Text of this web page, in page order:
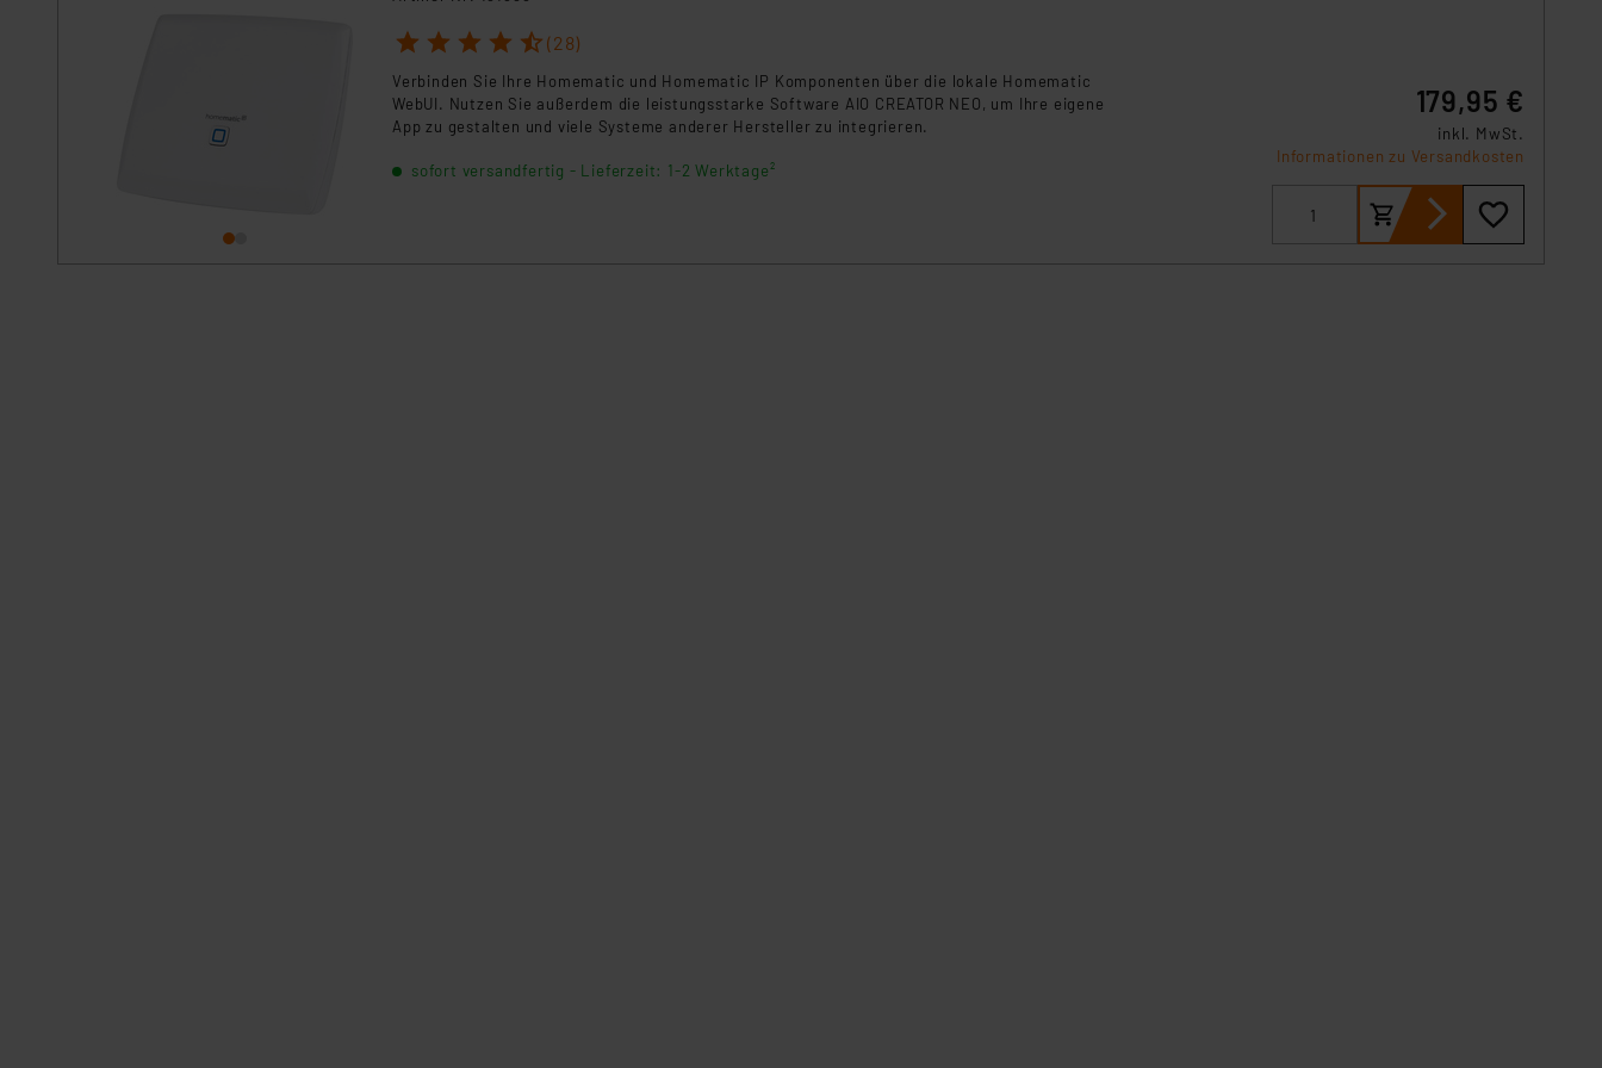
1 2 3 4 5 (28)
Verbinden Sie Ihre Homematic und Homematic IP Komponenten über die lokale Homematic
WebUI. Nutzen Sie außerdem die leistungsstarke Software AIO CREATOR NEO, um Ihre eigene
App zu gestalten und viele Systeme anderer Hersteller zu integrieren.
sofort versandfertig - Lieferzeit: 1-2 Werktage²
179,95 €
inkl. MwSt.
Informationen zu Versandkosten